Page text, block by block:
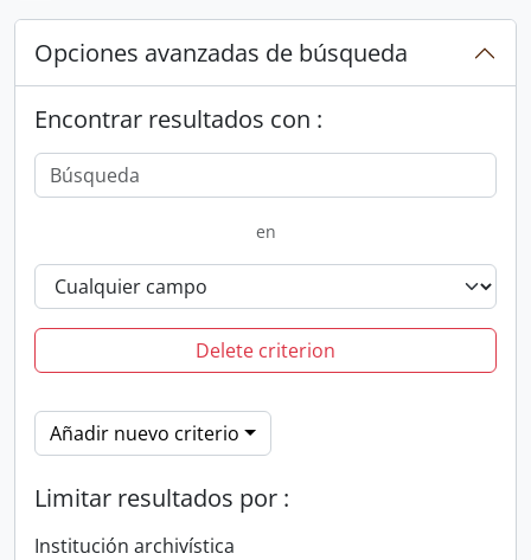
Opciones avanzadas de búsqueda
Encontrar resultados con :
en
Delete criterion
Añadir nuevo criterio
Limitar resultados por :
Institución archivística